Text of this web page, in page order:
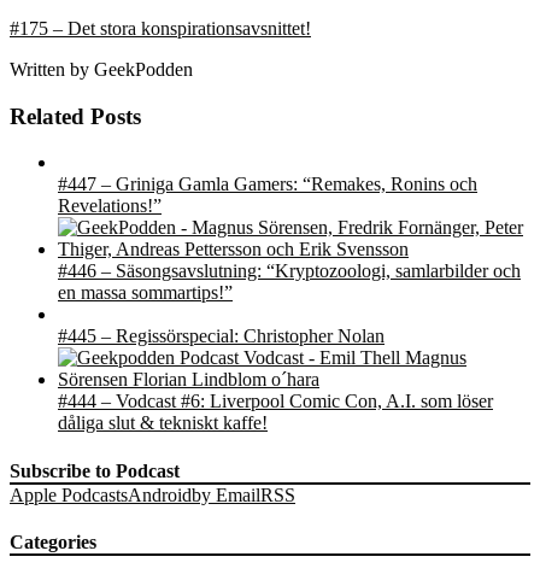
#175 – Det stora konspirationsavsnittet!
Written by GeekPodden
Related Posts
#447 – Griniga Gamla Gamers: “Remakes, Ronins och
Revelations!”
#446 – Säsongsavslutning: “Kryptozoologi, samlarbilder och
en massa sommartips!”
#445 – Regissörspecial: Christopher Nolan
#444 – Vodcast #6: Liverpool Comic Con, A.I. som löser
dåliga slut & tekniskt kaffe!
Subscribe to Podcast
Apple PodcastsAndroidby EmailRSS
Categories